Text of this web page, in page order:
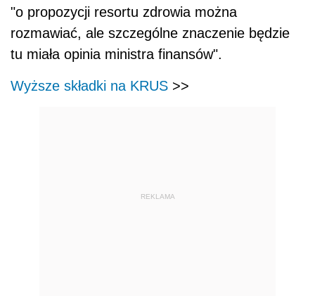
"o propozycji resortu zdrowia można
rozmawiać, ale szczególne znaczenie będzie
tu miała opinia ministra finansów".
Wyższe składki na KRUS >>
REKLAMA